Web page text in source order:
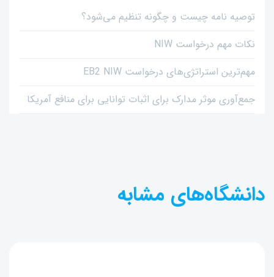
توصیه نامه چیست و چگونه تنظیم می‌شود؟
نکات مهم درخواست NIW
مهم‌ترین استراتژی‌های درخواست EB2 NIW
جمع‌آوری موثر مدارک برای اثبات توانایی برای منافع آمریکا
دانشگاه‌های مشابه